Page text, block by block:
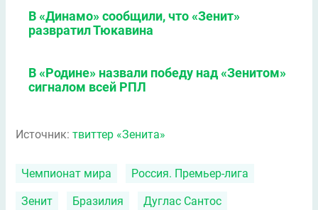
В «Динамо» сообщили, что «Зенит»
развратил Тюкавина
В «Родине» назвали победу над «Зенитом»
сигналом всей РПЛ
Источник: твиттер «Зенита»
Чемпионат мира Россия. Премьер-лига
Зенит Бразилия Дуглас Сантос